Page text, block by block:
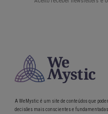
A WeMystic é um site de conteúdos que
decisões mais conscientes e